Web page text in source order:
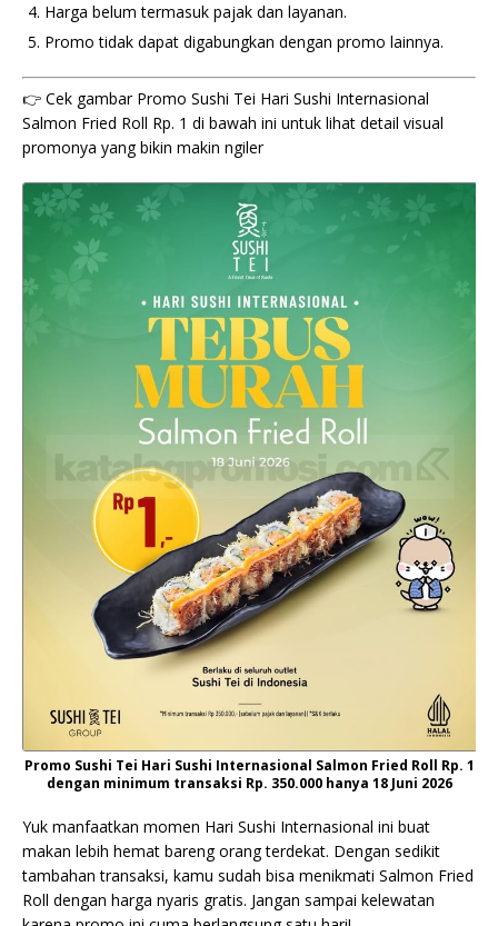
Harga belum termasuk pajak dan layanan.
Promo tidak dapat digabungkan dengan promo lainnya.
👉 Cek gambar Promo Sushi Tei Hari Sushi Internasional
Salmon Fried Roll Rp. 1 di bawah ini untuk lihat detail visual
promonya yang bikin makin ngiler
Promo Sushi Tei Hari Sushi Internasional Salmon Fried Roll Rp. 1
dengan minimum transaksi Rp. 350.000 hanya 18 Juni 2026
Yuk manfaatkan momen Hari Sushi Internasional ini buat
makan lebih hemat bareng orang terdekat. Dengan sedikit
tambahan transaksi, kamu sudah bisa menikmati Salmon Fried
Roll dengan harga nyaris gratis. Jangan sampai kelewatan